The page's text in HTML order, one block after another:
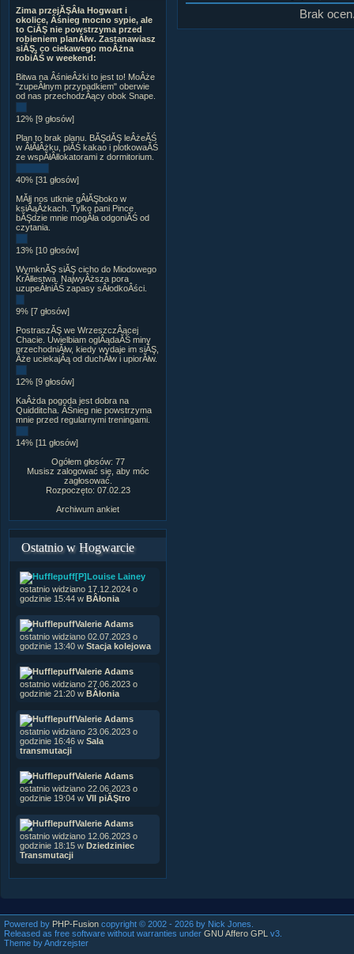
Zima przejĂŞÂła Hogwart i
okolice, Âśnieg mocno sypie, ale
to CiĂŞ nie powstrzyma przed
robieniem planĂłw. Zastanawiasz
siĂŞ, co ciekawego moÂżna
robiĂŚ w weekend:
Bitwa na ÂśnieÂżki to jest to! MoÂże
"zupeÂłnym przypadkiem" oberwie
od nas przechodzÂący obok Snape.
12% [9 głosów]
Plan to brak planu. BĂŞdĂŞ leÂżeĂŚ
w ÂłĂłÂżku, piĂŚ kakao i plotkowaĂŚ
ze wspĂłÂłlokatorami z dormitorium.
40% [31 głosów]
MĂłj nos utknie gÂłĂŞboko w
ksiÂąÂżkach. Tylko pani Pince
bĂŞdzie mnie mogÂła odgoniĂŚ od
czytania.
13% [10 głosów]
WymknĂŞ siĂŞ cicho do Miodowego
KrĂłlestwa. NajwyÂższa pora
uzupeÂłniĂŚ zapasy sÂłodkoÂści.
9% [7 głosów]
PostraszĂŞ we WrzeszczÂącej
Chacie. Uwielbiam oglÂądaĂŚ miny
przechodniĂłw, kiedy wydaje im siĂŞ,
Âże uciekajÂą od duchĂłw i upiorĂłw.
12% [9 głosów]
KaÂżda pogoda jest dobra na
Quidditcha. ÂŚnieg nie powstrzyma
mnie przed regularnymi treningami.
14% [11 głosów]
Ogółem głosów: 77
Musisz zalogować się, aby móc
zagłosować.
Rozpoczęto: 07.02.23
Archiwum ankiet
Ostatnio w Hogwarcie
[P]Louise Lainey
ostatnio widziano 17.12.2024 o
godzinie 15:44 w BÂłonia
Valerie Adams
ostatnio widziano 02.07.2023 o
godzinie 13:40 w Stacja kolejowa
Valerie Adams
ostatnio widziano 27.06.2023 o
godzinie 21:20 w BÂłonia
Valerie Adams
ostatnio widziano 23.06.2023 o
godzinie 16:46 w Sala
transmutacji
Valerie Adams
ostatnio widziano 22.06.2023 o
godzinie 19:04 w VII piĂŞtro
Valerie Adams
ostatnio widziano 12.06.2023 o
godzinie 18:15 w Dziedziniec
Transmutacji
Brak
Powered by PHP-Fusion copyright © 2002 - 2026 by Nick Jones.
Released as free software without warranties under GNU Affero GPL
v3.
Theme by Andrzejster